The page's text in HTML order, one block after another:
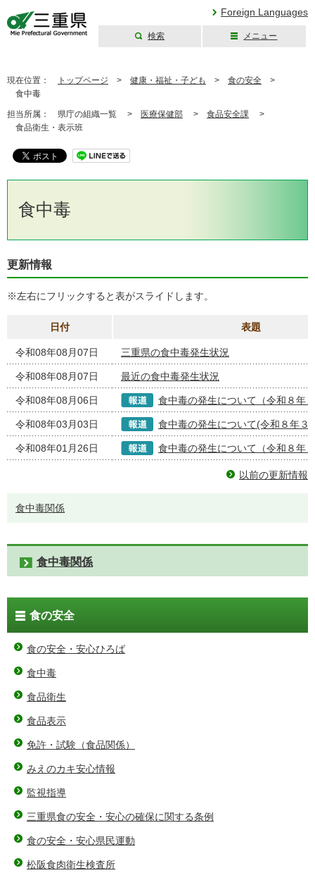
Foreign Languages
検索 メニュー
現在位置： トップページ > 健康・福祉・子ども > 食の安全 >
食中毒
担当所属： 県庁の組織一覧 > 医療保健部 > 食品安全課 >
食品衛生・表示班
食中毒
更新情報
※左右にフリックすると表がスライドします。
日付 表題
令和08年08月07日 三重県の食中毒発生状況
令和08年08月07日 最近の食中毒発生状況
令和08年08月06日 食中毒の発生について（令和８年
令和08年03月03日 食中毒の発生について(令和８年３
令和08年01月26日 食中毒の発生について（令和８年
以前の更新情報
食中毒関係
食中毒関係
食の安全
食の安全・安心ひろば
食中毒
食品衛生
食品表示
免許・試験（食品関係）
みえのカキ安心情報
監視指導
三重県食の安全・安心の確保に関する条例
食の安全・安心県民運動
松阪食肉衛生検査所